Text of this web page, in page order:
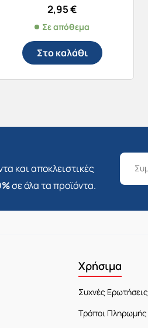
2,95€
Σε απόθεμα
Στο καλάθι
και αποκλειστικές
σε όλα τα προϊόντα.
Χρήσιμα
Συχνές Ερωτήσεις
Τρόποι Πληρωμής